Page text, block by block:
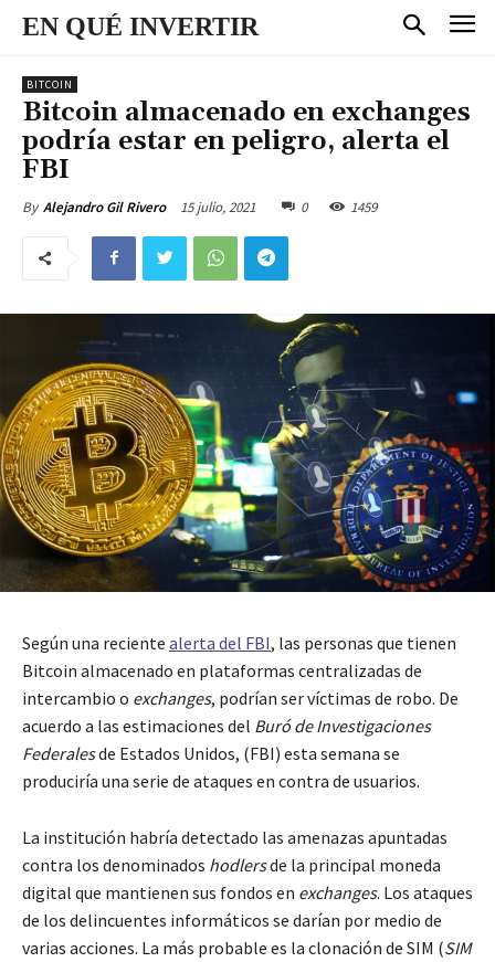
EN QUÉ INVERTIR
BITCOIN
Bitcoin almacenado en exchanges
podría estar en peligro, alerta el
FBI
By Alejandro Gil Rivero 15 julio, 2021 0 1459
Según una reciente alerta del FBI, las personas que tienen
Bitcoin almacenado en plataformas centralizadas de
intercambio o exchanges, podrían ser víctimas de robo. De
acuerdo a las estimaciones del Buró de Investigaciones
Federalesde Estados Unidos, (FBI) esta semana se
produciría una serie de ataques en contra de usuarios.
La institución habría detectado las amenazas apuntadas
contra los denominados hodlersde la principal moneda
digital que mantienen sus fondos en exchanges. Los ataques
de los delincuentes informáticos se darían por medio de
varias acciones. La más probable es la clonación de SIM (SIM